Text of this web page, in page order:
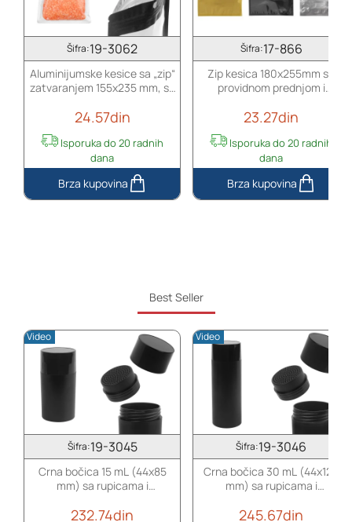
Šifra:19-3062
Aluminijumske kesice sa „zip“
zatvaranjem 155x235 mm, sa
i mogućnošću termo
24.57din
Isporuka do 20 radnih
dana
Aluminijumske
prednjom
stranom
mogućnošću
termo
zatvaranja
-
100
kom
Šifra:17-866
Zip kesica 180x255mm sa
providnom prednjom i
stranom (mogućnost termo
23.27din
Isporuka do 20 radnih
dana
Zip
aluminijumskom
stranom
(mogućnost
zatvaranja)
kom
Best Seller
Šifra:19-3045
Crna bočica 15 mL (44x85
mm) sa rupicama i
Video
232.74din
Šifra:19-3046
Crna bočica 30 mL (44x122
mm) sa rupicama i
Video
245.67din